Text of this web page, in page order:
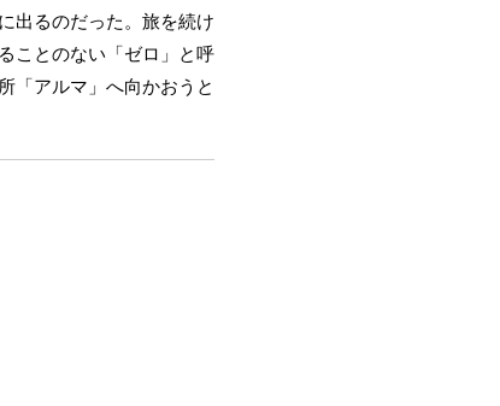
出るのだった。旅を続け
ことのない「ゼロ」と呼
「アルマ」へ向かおうと